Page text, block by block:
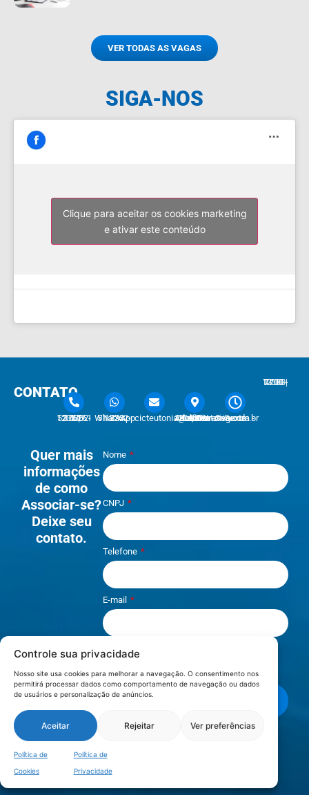
Controle sua privacidade
Nosso site usa cookies para melhorar a navegação. O consentimento nos
permitirá processar dados como comportamento de navegação ou dados
de usuários e personalização de anúncios.
Aceitar Rejeitar Ver preferências
Política de
Cookies
Política de
Privacidade
VER TODAS AS VAGAS
SIGA-NOS
Clique para aceitar os cookies marketing
e ativar este conteúdo
CONTATO
51 3762-1233 | 51 3762-1030 51 3762-1233 WhatsAppcicteutonia@cicteutonia.com.br
Rua Um Sul, 77 - Centro Administrativo Teutônia - RS Segunda - Sexta
7:30 - 12:00 | 13:30 - 17:30
Quer mais
informações
de como
Associar-se?
Deixe seu
contato.
Nome
CNPJ
Telefone
E-mail
Li e aceito os termos de
Privacidade
LOCALIZAÇÃO